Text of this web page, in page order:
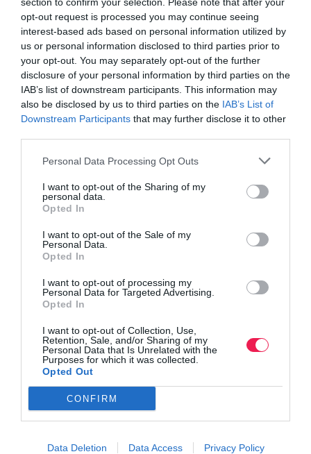
opt-out request is processed you may continue seeing
interest-based ads based on personal information utilized by
us or personal information disclosed to third parties prior to
your opt-out. You may separately opt-out of the further
disclosure of your personal information by third parties on the
IAB’s list of downstream participants. This information may
also be disclosed by us to third parties on the IAB’s List of
Downstream Participants that may further disclose it to other
Personal Data Processing Opt Outs
I want to opt-out of the Sharing of my
personal data.
Opted In
I want to opt-out of the Sale of my
Personal Data.
Opted In
I want to opt-out of processing my
Personal Data for Targeted Advertising.
Opted In
I want to opt-out of Collection, Use,
Retention, Sale, and/or Sharing of my
Personal Data that Is Unrelated with the
Purposes for which it was collected.
Opted Out
CONFIRM
Data Deletion Data Access Privacy Policy
Όλα τα Τεύχη